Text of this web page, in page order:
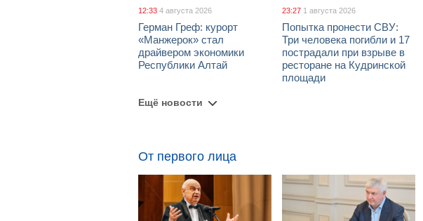
12:33 4 августа 2026
Герман Греф: курорт
«Манжерок» стал
драйвером экономики
Республики Алтай
23:27 1 августа 2026
Попытка пронести СВУ:
Три человека погибли и 17
пострадали при взрыве в
ресторане на Кудринской
площади
Ещё новости
От первого лица